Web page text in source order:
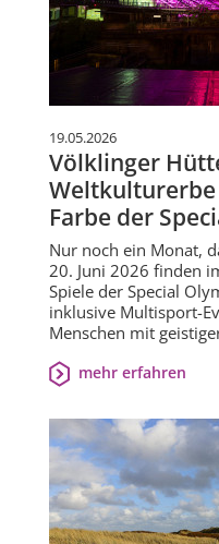
19.05.2026
Völklinger
Farbe der
Nur noch ein Monat,
20. Juni 2026 finden
Spiele der Special
inklusive Multisport-
Menschen mit
mehr erfahren